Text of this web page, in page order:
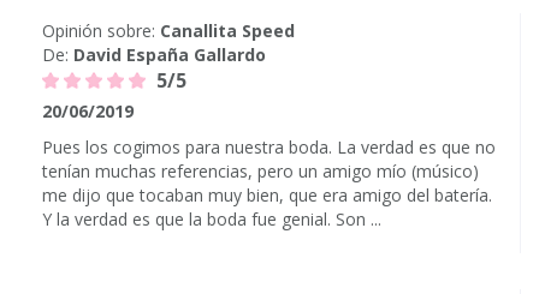
Opinión sobre: Canallita Speed
De: David España Gallardo
5/5
20/06/2019
Pues los cogimos para nuestra boda. La verdad es que no
tenían muchas referencias, pero un amigo mío (músico)
me dijo que tocaban muy bien, que era amigo del batería.
Y la verdad es que la boda fue genial. Son ...